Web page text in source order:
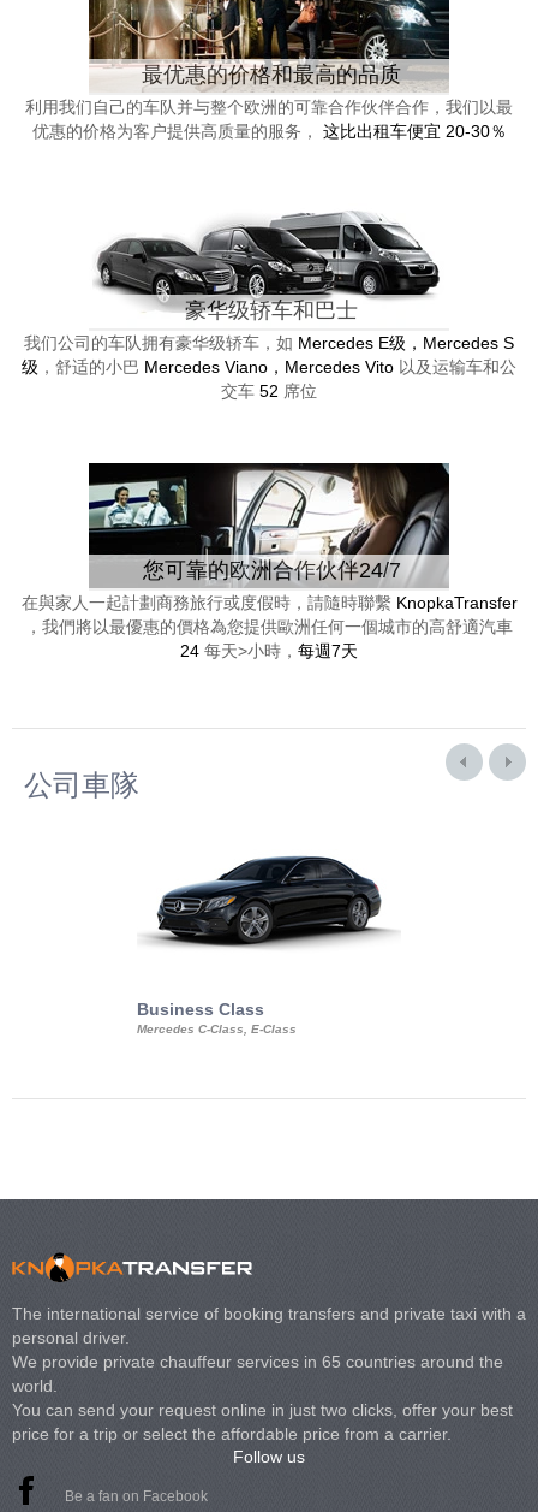
最优惠的价格和最高的品质
利用我们自己的车队并与整个欧洲的可靠合作伙伴合作，我们以最
优惠的价格为客户提供高质量的服务， 这比出租车便宜 20-30％
豪华级轿车和巴士
我们公司的车队拥有豪华级轿车，如 Mercedes E级，Mercedes S
级 ，舒适的小巴 Mercedes Viano，Mercedes Vito 以及运输车和公
交车 52 席位
您可靠的欧洲合作伙伴24/7
在與家人一起計劃商務旅行或度假時，請隨時聯繫 KnopkaTransfer
，我們將以最優惠的價格為您提供歐洲任何一個城市的高舒適汽車
24 每天>小時， 每週7天
公司車隊
Business Class
Mercedes C-Class, E-Class
The international service of booking transfers and private taxi with a
personal driver.
We provide private chauffeur services in 65 countries around the
world.
You can send your request online in just two clicks, offer your best
price for a trip or select the affordable price from a carrier.
Follow us
Be a fan on Facebook